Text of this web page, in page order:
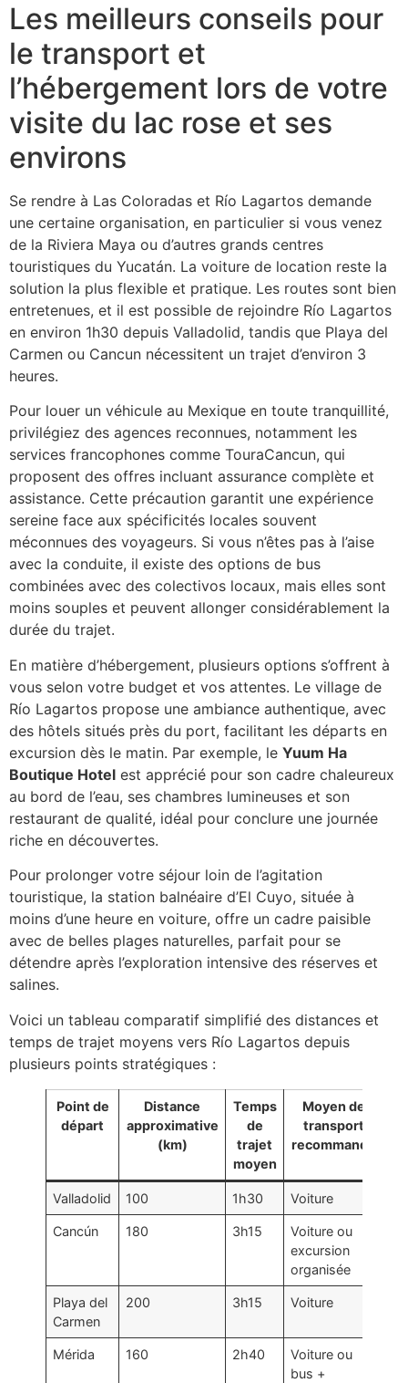
Les meilleurs conseils pour
le transport et
l’hébergement lors de votre
visite du lac rose et ses
environs
Se rendre à Las Coloradas et Río Lagartos demande
une certaine organisation, en particulier si vous venez
de la Riviera Maya ou d’autres grands centres
touristiques du Yucatán. La voiture de location reste la
solution la plus flexible et pratique. Les routes sont bien
entretenues, et il est possible de rejoindre Río Lagartos
en environ 1h30 depuis Valladolid, tandis que Playa del
Carmen ou Cancun nécessitent un trajet d’environ 3
heures.
Pour louer un véhicule au Mexique en toute tranquillité,
privilégiez des agences reconnues, notamment les
services francophones comme TouraCancun, qui
proposent des offres incluant assurance complète et
assistance. Cette précaution garantit une expérience
sereine face aux spécificités locales souvent
méconnues des voyageurs. Si vous n’êtes pas à l’aise
avec la conduite, il existe des options de bus
combinées avec des colectivos locaux, mais elles sont
moins souples et peuvent allonger considérablement la
durée du trajet.
En matière d’hébergement, plusieurs options s’offrent à
vous selon votre budget et vos attentes. Le village de
Río Lagartos propose une ambiance authentique, avec
des hôtels situés près du port, facilitant les départs en
excursion dès le matin. Par exemple, le Yuum Ha
Boutique Hotel est apprécié pour son cadre chaleureux
au bord de l’eau, ses chambres lumineuses et son
restaurant de qualité, idéal pour conclure une journée
riche en découvertes.
Pour prolonger votre séjour loin de l’agitation
touristique, la station balnéaire d’El Cuyo, située à
moins d’une heure en voiture, offre un cadre paisible
avec de belles plages naturelles, parfait pour se
détendre après l’exploration intensive des réserves et
salines.
Voici un tableau comparatif simplifié des distances et
temps de trajet moyens vers Río Lagartos depuis
plusieurs points stratégiques :
Point de
départ
Distance
approximative
(km)
Temps
de
trajet
moyen
Moyen de
transport
recommandé
Valladolid 100 1h30 Voiture
Cancún 180 3h15
Voiture ou
excursion
organisée
Playa del
Carmen
200 3h15 Voiture
Mérida 160 2h40
Voiture ou
bus +